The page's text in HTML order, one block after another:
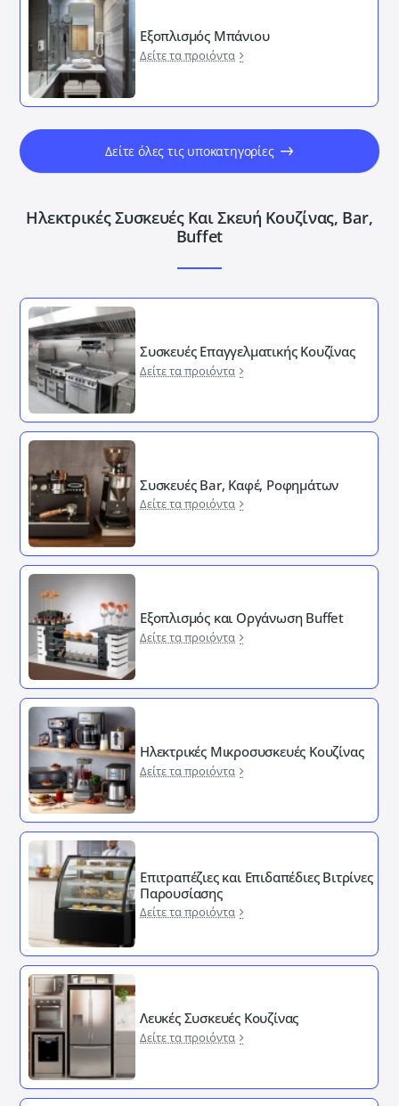
Εξοπλισμός Μπάνιου
Δείτε τα προιόντα
Δείτε όλες τις υποκατηγορίες
Ηλεκτρικές Συσκευές Και Σκευή Κουζίνας, Bar,
Buffet
Συσκευές Επαγγελματικής Κουζίνας
Δείτε τα προιόντα
Συσκευές Bar, Καφέ, Ροφημάτων
Δείτε τα προιόντα
Εξοπλισμός και Οργάνωση Buffet
Δείτε τα προιόντα
Ηλεκτρικές Μικροσυσκευές Κουζίνας
Δείτε τα προιόντα
Επιτραπέζιες και Επιδαπέδιες Βιτρίνες
Παρουσίασης
Δείτε τα προιόντα
Λευκές Συσκευές Κουζίνας
Δείτε τα προιόντα